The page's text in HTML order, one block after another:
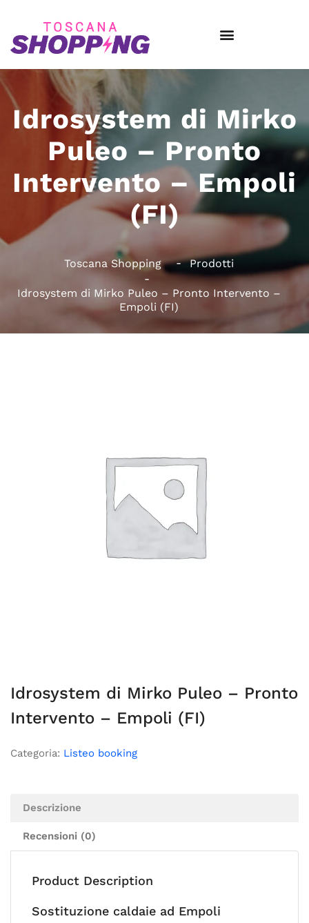
Idrosystem di Mirko
Puleo – Pronto
Intervento – Empoli
(FI)
Toscana Shopping Prodotti
Idrosystem di Mirko Puleo – Pronto Intervento –
Empoli (FI)
Idrosystem di Mirko Puleo – Pronto
Intervento – Empoli (FI)
Categoria: Listeo booking
Descrizione
Recensioni (0)
Product Description
Sostituzione caldaie ad Empoli